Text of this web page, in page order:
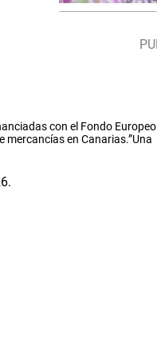
con el Fondo Europeo
en Canarias.”Una